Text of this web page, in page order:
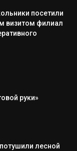
посетили
визитом филиал
руки»
лесной